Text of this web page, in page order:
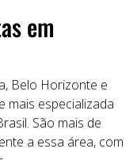
em
Belo Horizonte e
mais especializada
São mais de
a essa área, com